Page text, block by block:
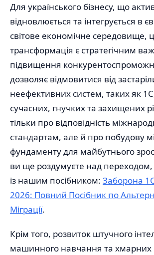
Для українського бізнесу, що
відновлюється та інтегрується в
світове економічне середовище,
трансформація є стратегічним
підвищення
дозволяє відмовитися від
неефективних систем, таких як
сучасних, гнучких та захищених
тільки про відповідність
стандартам, але й про побудову
фундаменту для майбутнього
ви ще роздумуєте над
із нашим посібником: Заборона
2026: Повний Посібник по
Міграції.
Крім того, розвиток штучного
машинного навчання та хмарних